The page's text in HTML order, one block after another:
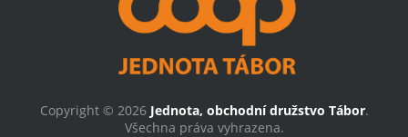
Copyright © 2026 Jednota, obchodní družstvo Tábor.
Všechna práva vyhrazena.